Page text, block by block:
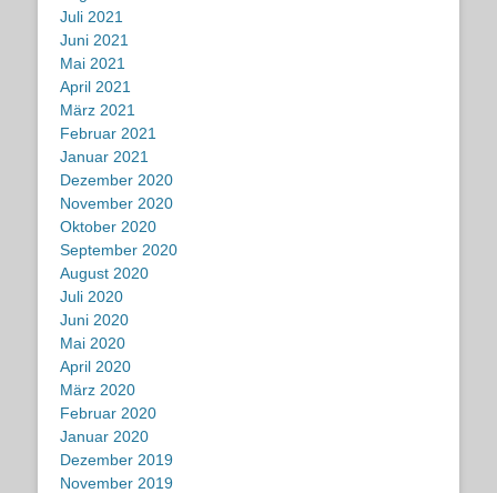
Juli 2021
Juni 2021
Mai 2021
April 2021
März 2021
Februar 2021
Januar 2021
Dezember 2020
November 2020
Oktober 2020
September 2020
August 2020
Juli 2020
Juni 2020
Mai 2020
April 2020
März 2020
Februar 2020
Januar 2020
Dezember 2019
November 2019